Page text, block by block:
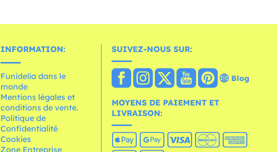
INFORMATION:
Funidelia dans le
monde
Mentions légales et
conditions de vente.
Politique de
Confidentialité
Cookies
Zone Entreprise
SUIVEZ-NOUS SUR:
Blog
MOYENS DE PAIEMENT ET
LIVRAISON: